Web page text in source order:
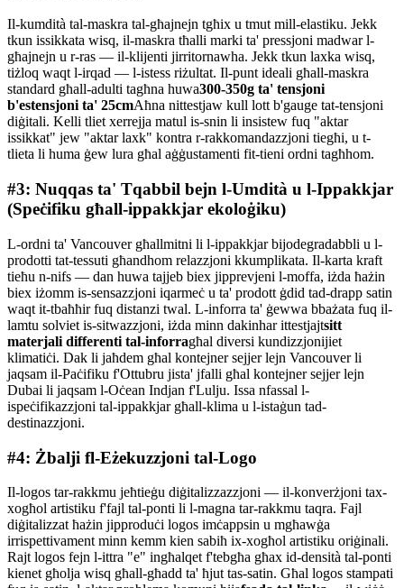
Il-kumdità tal-maskra tal-għajnejn tgħix u tmut mill-elastiku. Jekk
tkun issikkata wisq, il-maskra tħalli marki ta' pressjoni madwar l-
għajnejn u r-ras — il-klijenti jirritornawha. Jekk tkun laxka wisq,
tiżloq waqt l-irqad — l-istess riżultat. Il-punt ideali għall-maskra
standard għall-adulti tagħna huwa300-350g ta' tensjoni
b'estensjoni ta' 25cmAħna nittestjaw kull lott b'gauge tat-tensjoni
diġitali. Kelli tliet xerrejja matul is-snin li insistew fuq "aktar
issikkat" jew "aktar laxk" kontra r-rakkomandazzjoni tiegħi, u t-
tlieta li huma ġew lura għal aġġustamenti fit-tieni ordni tagħhom.
#3: Nuqqas ta' Tqabbil bejn l-Umdità u l-Ippakkjar
(Speċifiku għall-ippakkjar ekoloġiku)
L-ordni ta' Vancouver għallmitni li l-ippakkjar bijodegradabbli u l-
prodotti tat-tessuti għandhom relazzjoni kkumplikata. Il-karta kraft
tieħu n-nifs — dan huwa tajjeb biex jipprevjeni l-moffa, iżda ħażin
biex iżomm is-sensazzjoni iqarmeċ u ta' prodott ġdid tad-drapp satin
waqt it-tbaħħir fuq distanzi twal. L-inforra ta' ġewwa bbażata fuq il-
lamtu solviet is-sitwazzjoni, iżda minn dakinhar ittestjajtsitt
materjali differenti tal-inforragħal diversi kundizzjonijiet
klimatiċi. Dak li jaħdem għal kontejner sejjer lejn Vancouver li
jaqsam il-Paċifiku f'Ottubru jista' jfalli għal kontejner sejjer lejn
Dubai li jaqsam l-Oċean Indjan f'Lulju. Issa nfassal l-
ispeċifikazzjoni tal-ippakkjar għall-klima u l-istaġun tad-
destinazzjoni.
#4: Żbalji fl-Eżekuzzjoni tal-Logo
Il-logos tar-rakkmu jeħtieġu diġitalizzazzjoni — il-konverżjoni tax-
xogħol artistiku f'fajl tal-ponti li l-magna tar-rakkmu taqra. Fajl
diġitalizzat ħażin jipproduċi logos imċappsin u mgħawġa
irrispettivament minn kemm kien sabiħ ix-xogħol artistiku oriġinali.
Rajt logos fejn l-ittra "e" ingħalqet f'tebgħa għax id-densità tal-ponti
kienet għolja wisq għall-għadd ta' ħjut tas-satin. Għal logos stampati